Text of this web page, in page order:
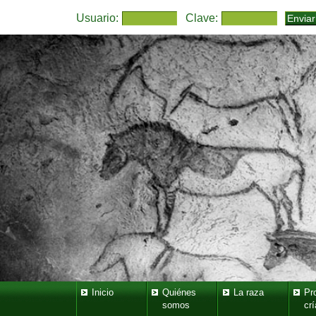
Usuario: Clave:
Inicio
Quiénes
somos
La raza